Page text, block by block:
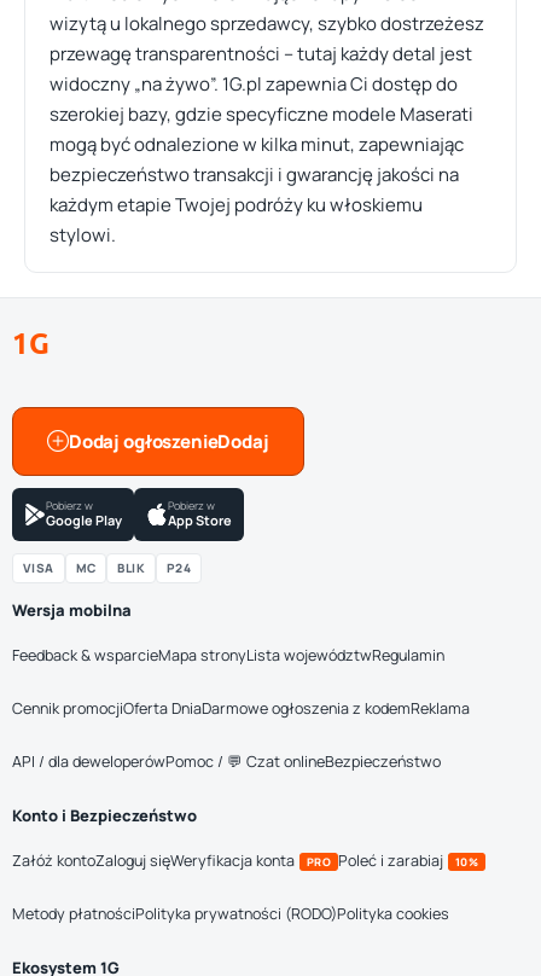
wizytą u lokalnego sprzedawcy, szybko dostrzeżesz
przewagę transparentności – tutaj każdy detal jest
widoczny „na żywo”. 1G.pl zapewnia Ci dostęp do
szerokiej bazy, gdzie specyficzne modele Maserati
mogą być odnalezione w kilka minut, zapewniając
bezpieczeństwo transakcji i gwarancję jakości na
każdym etapie Twojej podróży ku włoskiemu
stylowi.
1G
Dodaj ogłoszenie
Pobierz w
Google Play
Pobierz w
App Store
VISA MC BLIK P24
Wersja mobilna
Feedback & wsparcieMapa stronyLista województwRegulamin
Cennik promocjiOferta DniaDarmowe ogłoszenia z kodemReklama
API / dla deweloperówPomoc / 💬 Czat onlineBezpieczeństwo
Konto i Bezpieczeństwo
Załóż kontoZaloguj sięWeryfikacja konta PRO Poleć i zarabiaj 10%
Metody płatnościPolityka prywatności (RODO)Polityka cookies
Ekosystem 1G